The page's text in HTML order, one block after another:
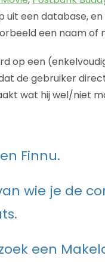
uit een database,
een naam of
op een
de gebruiker
wat hij wel/niet
Finnu.
wie je de
een